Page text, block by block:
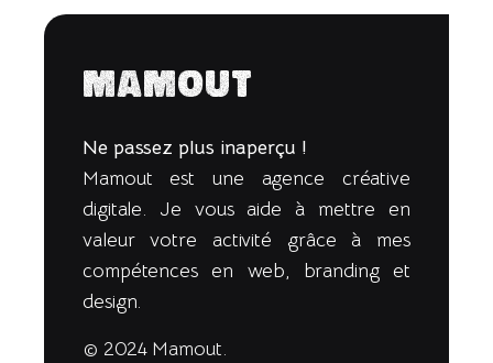
Mamout
Ne passez plus inaperçu !
Mamout est une agence créative
digitale. Je vous aide à mettre en
valeur votre activité grâce à mes
compétences en web, branding et
design.
© 2024 Mamout.